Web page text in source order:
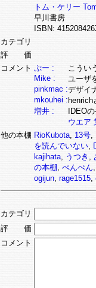
トム・ケリー
早川書房
ISBN:
カテゴリ
評 価
コメント ぷー :
こうい
Mike :
ユーザ
pinkmac :デザイ
mkouhei :
増井 :
IDEO
ウエア
他の本棚 RioKubota, 13号,
を読んでいない,
kajihata, うつき ,
の本棚, ぺんぺん,
ogijun, rage1515,
カテゴリ
評 価
コメント